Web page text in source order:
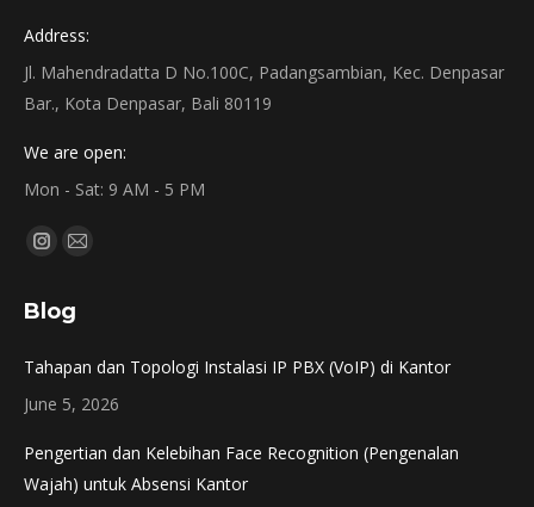
Address:
Jl. Mahendradatta D No.100C, Padangsambian, Kec. Denpasar
Bar., Kota Denpasar, Bali 80119
We are open:
Mon - Sat: 9 AM - 5 PM
Find us on:
Instagram
opens
new
window
Mail
new
window
Blog
Tahapan dan Topologi Instalasi IP PBX (VoIP) di Kantor
June 5, 2026
Pengertian dan Kelebihan Face Recognition (Pengenalan
Wajah) untuk Absensi Kantor